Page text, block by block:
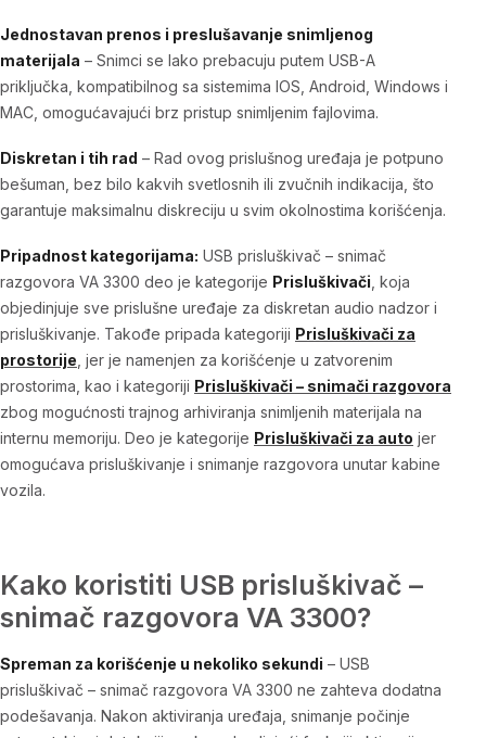
Jednostavan prenos i preslušavanje snimljenog
materijala – Snimci se lako prebacuju putem USB-A
priključka, kompatibilnog sa sistemima IOS, Android, Windows i
MAC, omogućavajući brz pristup snimljenim fajlovima.
Diskretan i tih rad – Rad ovog prislušnog uređaja je potpuno
bešuman, bez bilo kakvih svetlosnih ili zvučnih indikacija, što
garantuje maksimalnu diskreciju u svim okolnostima korišćenja.
Pripadnost kategorijama: USB prisluškivač – snimač
razgovora VA 3300 deo je kategorije Prisluškivači , koja
objedinjuje sve prislušne uređaje za diskretan audio nadzor i
prisluškivanje. Takođe pripada kategoriji Prisluškivači za
prostorije , jer je namenjen za korišćenje u zatvorenim
prostorima, kao i kategoriji Prisluškivači – snimači razgovora
zbog mogućnosti trajnog arhiviranja snimljenih materijala na
internu memoriju. Deo je kategorije Prisluškivači za auto jer
omogućava prisluškivanje i snimanje razgovora unutar kabine
vozila.
Kako koristiti USB prisluškivač –
snimač razgovora VA 3300?
Spreman za korišćenje u nekoliko sekundi – USB
prisluškivač – snimač razgovora VA 3300 ne zahteva dodatna
podešavanja. Nakon aktiviranja uređaja, snimanje počinje